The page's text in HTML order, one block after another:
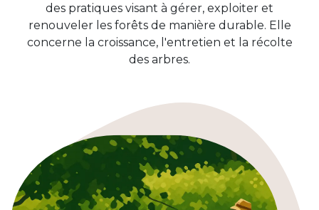
des pratiques visant à gérer, exploiter et
renouveler les forêts de manière durable. Elle
concerne la croissance, l'entretien et la récolte
des arbres.